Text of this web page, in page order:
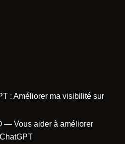
: Améliorer ma visibilité sur
— Vous aider à améliorer